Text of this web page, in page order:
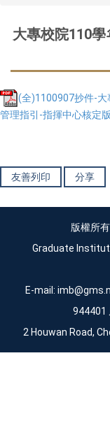
大專校院110
(全)1100907抄件-大
管理指引-指揮中心核定
友善列印 分享
版權所
Graduate
E-mail:
944401
2 Houwan Road,